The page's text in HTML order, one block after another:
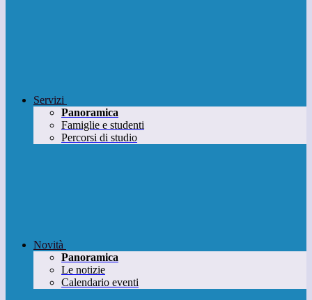
Servizi
Panoramica
Famiglie e studenti
Percorsi di studio
Novità
Panoramica
Le notizie
Calendario eventi